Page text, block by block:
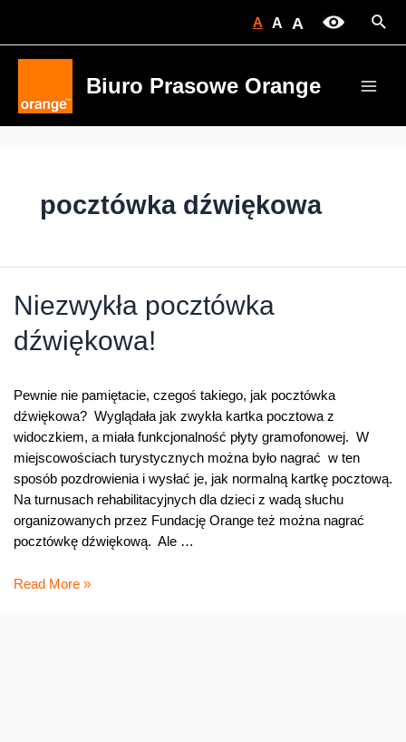
A A A
Biuro Prasowe Orange
pocztówka dźwiękowa
Niezwykła pocztówka
dźwiękowa!
Pewnie nie pamiętacie, czegoś takiego, jak pocztówka
dźwiękowa? Wyglądała jak zwykła kartka pocztowa z
widoczkiem, a miała funkcjonalność płyty gramofonowej. W
miejscowościach turystycznych można było nagrać w ten
sposób pozdrowienia i wysłać je, jak normalną kartkę pocztową.
Na turnusach rehabilitacyjnych dla dzieci z wadą słuchu
organizowanych przez Fundację Orange też można nagrać
pocztówkę dźwiękową. Ale …
Niezwykła
Read More »